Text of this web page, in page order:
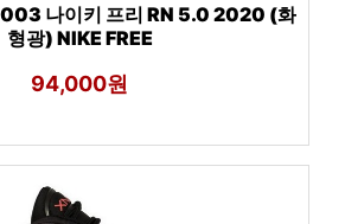
나이키 프리 RN 5.0 2020 (화
형광) NIKE FREE
94,000원